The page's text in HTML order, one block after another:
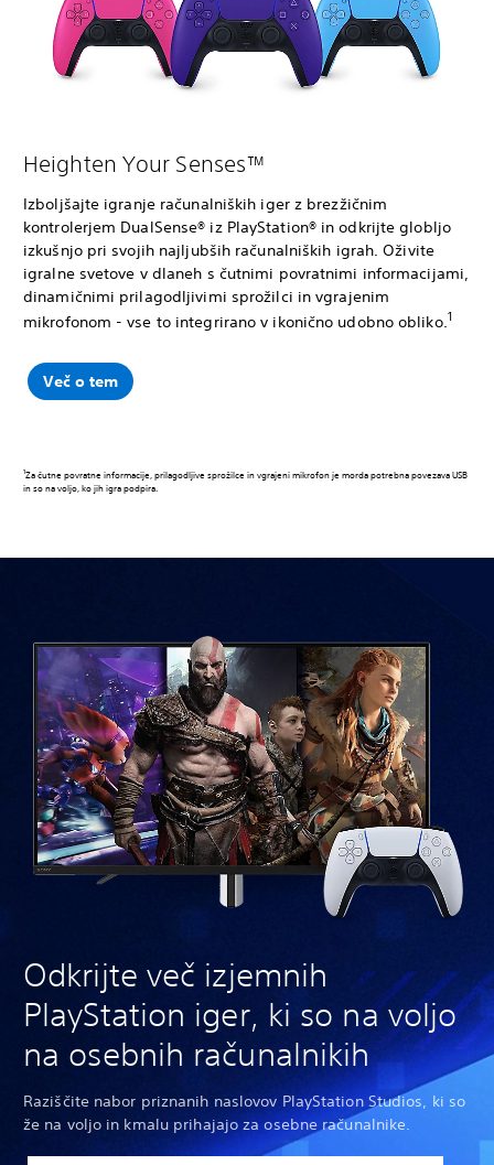
Heighten Your Senses™
Izboljšajte igranje računalniških iger z brezžičnim
kontrolerjem DualSense® iz PlayStation® in odkrijte globljo
izkušnjo pri svojih najljubših računalniških igrah. Oživite
igralne svetove v dlaneh s čutnimi povratnimi informacijami,
dinamičnimi prilagodljivimi sprožilci in vgrajenim
mikrofonom - vse to integrirano v ikonično udobno obliko. 1
Več o tem
1Za čutne povratne informacije, prilagodljive sprožilce in vgrajeni mikrofon je morda potrebna povezava USB
in so na voljo, ko jih igra podpira.
Odkrijte več izjemnih
PlayStation iger, ki so na voljo
na osebnih računalnikih
Raziščite nabor priznanih naslovov PlayStation Studios, ki so
že na voljo in kmalu prihajajo za osebne računalnike.